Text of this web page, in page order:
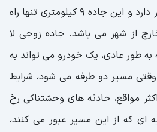
قرار دارد و این جاده 9 کیلومتری تنها راه
از شهر می باشد. جاده زوجی لا
طور عادی، یک خودرو می تواند به
وقتی مسیر دو طرفه می شود، شرایط
مواقع، حادثه های وحشتناکی رخ
ای که از این مسیر عبور می کنند،